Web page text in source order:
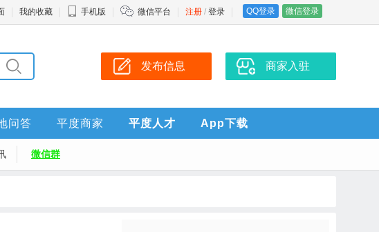
注册 / 登录 QQ登录 微信登录
我的收藏 手机版 微信平台
发布信息 商家入驻
问答 平度商家 平度人才 App下载
微信群